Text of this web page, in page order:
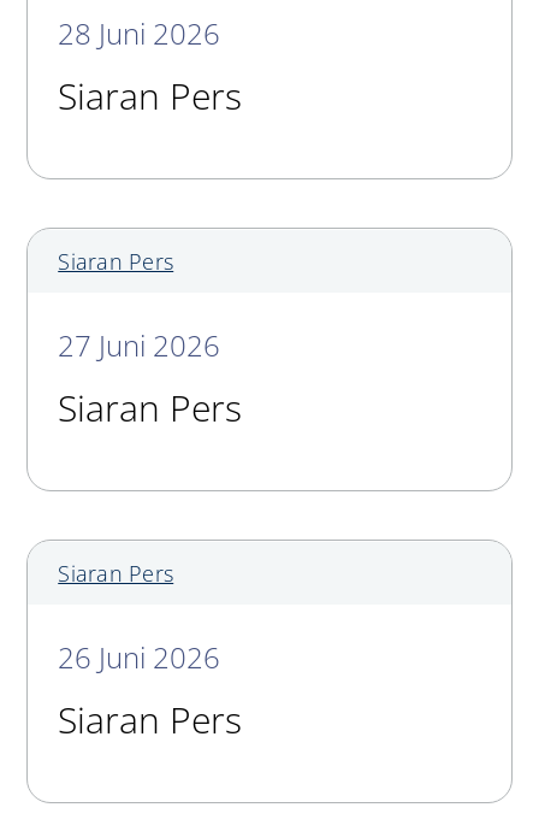
28 Juni 2026
Siaran Pers
Siaran Pers
27 Juni 2026
Siaran Pers
Siaran Pers
26 Juni 2026
Siaran Pers